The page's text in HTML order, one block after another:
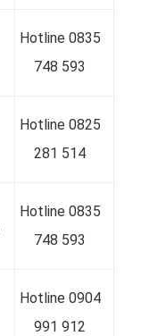
Hotline 0835
748 593
Hotline 0825
281 514
Hotline 0835
748 593
Hotline 0904
991 912